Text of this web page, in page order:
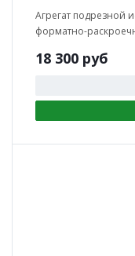
Агрегат подрезной
форматно-
18 300 руб